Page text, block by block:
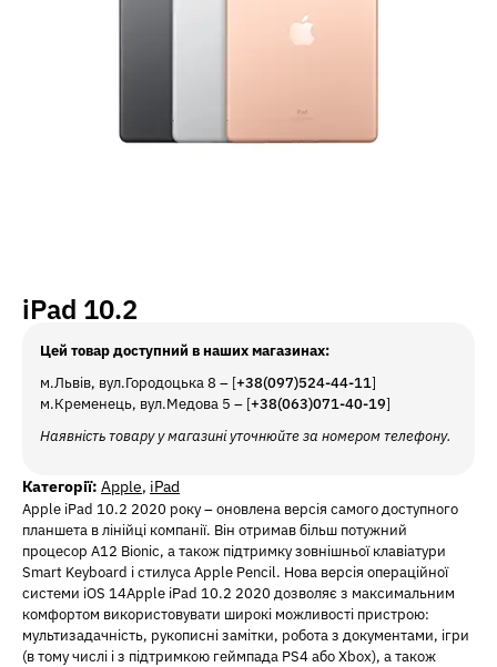
iPad 10.2
Цей товар доступний в наших магазинах:
м.Львів, вул.Городоцька 8 – [+38(097)524-44-11]
м.Кременець, вул.Медова 5 – [+38(063)071-40-19]
Наявність товару у магазині уточнюйте за номером телефону.
Категорії: Apple, iPad
Apple iPad 10.2 2020 року – оновлена версія самого доступного
планшета в лінійці компанії. Він отримав більш потужний
процесор A12 Bionic, а також підтримку зовнішньої клавіатури
Smart Keyboard і стилуса Apple Pencil. Нова версія операційної
системи iOS 14Apple iPad 10.2 2020 дозволяє з максимальним
комфортом використовувати широкі можливості пристрою:
мультизадачність, рукописні замітки, робота з документами, ігри
(в тому числі і з підтримкою геймпада PS4 або Xbox), а також